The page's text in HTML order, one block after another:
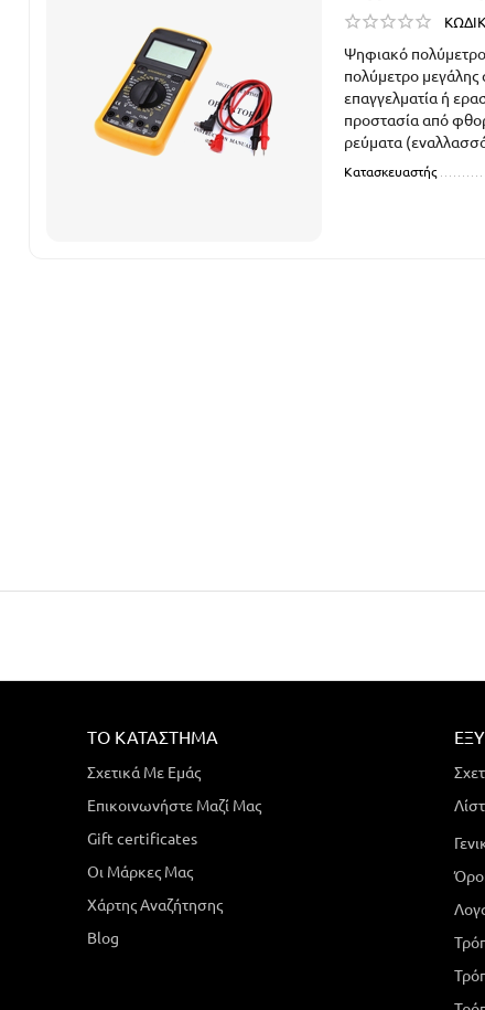
Ψηφιακό
πολύμετρο μεγάλης
επαγγελματία ή
προστασία από
ρεύματα
Κατασκευαστής
ΤΟ ΚΑΤΆΣΤΗΜΑ
Σχετικά Με Εμάς
Επικοινωνήστε Μαζί Μας
Gift certificates
Οι Μάρκες Μας
Χάρτης Αναζήτησης
Blog